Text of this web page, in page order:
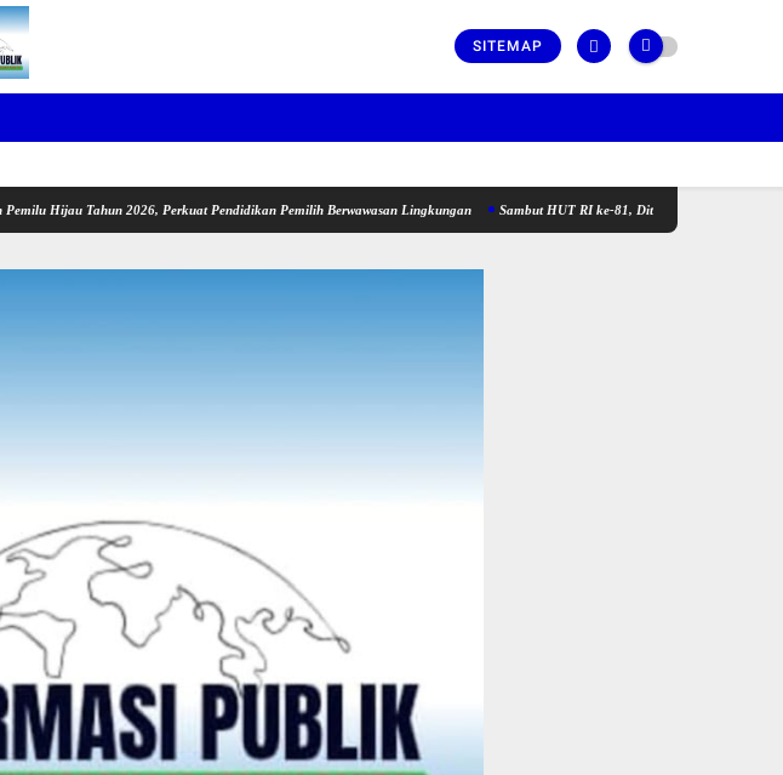
SITEMAP
Tahun 2026, Perkuat Pendidikan Pemilih Berwawasan Lingkungan Sambut HUT RI ke-81, Ditlantas Polda Riau Gelar